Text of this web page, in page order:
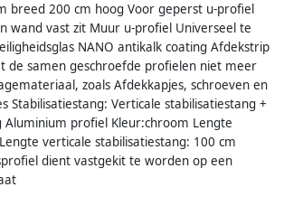
breed 200 cm hoog Voor geperst u-profiel
wand vast zit Muur u-profiel Universeel te
NANO antikalk coating Afdekstrip
de samen geschroefde profielen niet meer
zoals Afdekkapjes, schroeven en
Stabilisatiestang: Verticale stabilisatiestang +
Aluminium profiel Kleur:chroom Lengte
verticale stabilisatiestang: 100 cm
dient vastgekit te worden op een